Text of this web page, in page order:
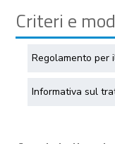
Criteri e
Regolamento per
Informativa sul